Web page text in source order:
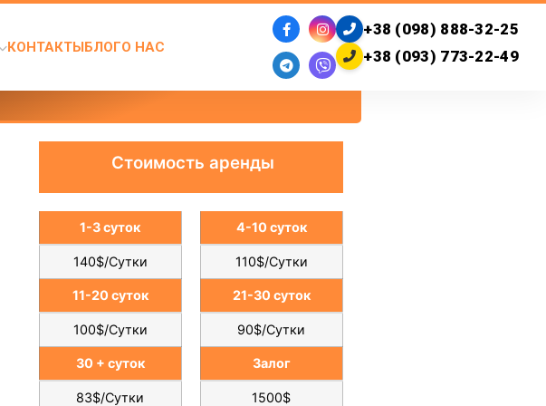
КОНТАКТЫБЛОГО НАС
+38 (098) 888-32-25
+38 (093) 773-22-49
Стоимость аренды
1-3 суток
140$/Сутки
11-20 суток
100$/Сутки
30 + суток
83$/Сутки
4-10 суток
110$/Сутки
21-30 суток
90$/Сутки
Залог
1500$